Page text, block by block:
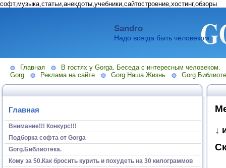
софт,музыка,статьи,анекдоты,учебники,сайтостроение,хостинг,обзоры
Sandro
Надо всегда быть человеком.
Главная
В гостях у Gorga. Беседа с интересным человеком.
Gorg
Реклама на сайте Gorg.Наша Жизнь
Главная
Внимание!!! Конкурс!!!
Подборка софта от Gorga
Gorg.Библиотека.
Кому за 50.Как бросить курить и похудеть на 30 килограммов
↓